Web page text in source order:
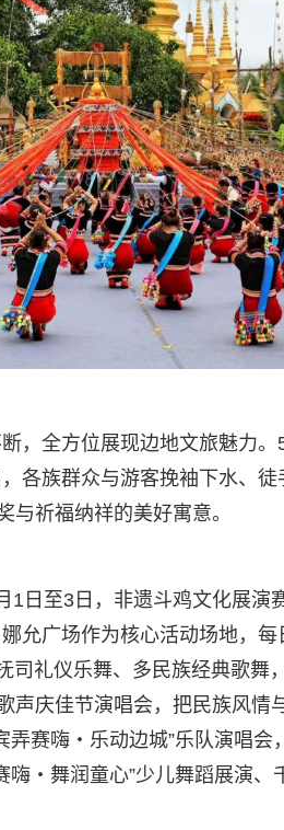
，全方位展现边地文旅魅力
各族群众与游客挽袖下水、
与祈福纳祥的美好寓意。
1日至3日，非遗斗鸡文化展演
允广场作为核心活动场地，
司礼仪乐舞、多民族经典歌舞
声庆佳节演唱会，把民族风
弄赛嗨・乐动边城”乐队演唱
嗨・舞润童心”少儿舞蹈展演